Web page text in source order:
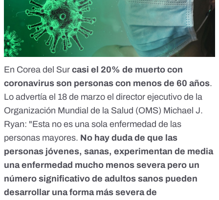
En Corea del Sur casi el 20% de muerto con
coronavirus son personas con menos de 60 años.
Lo advertía el 18 de marzo el director ejecutivo de la
Organización Mundial de la Salud (OMS) Michael J.
Ryan: "Esta no es una sola enfermedad de las
personas mayores. No hay duda de que las
personas jóvenes, sanas, experimentan de media
una enfermedad mucho menos severa pero un
número significativo de adultos sanos pueden
desarrollar una forma más severa de